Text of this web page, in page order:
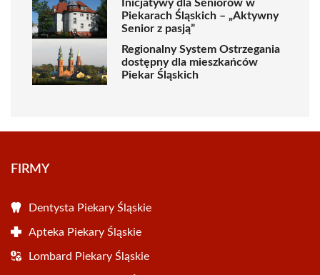
Inicjatywy dla Seniorów w
Piekarach Śląskich – „Aktywny
Senior z pasją”
Regionalny System Ostrzegania
dostępny dla mieszkańców
Piekar Śląskich
FIRMY
Dentysta Piekary Śląskie
Apteka Piekary Śląskie
Lombard Piekary Śląskie